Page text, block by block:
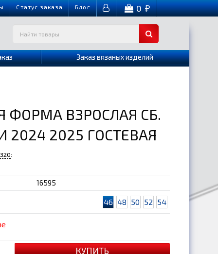
Cтатус заказа Блог 0₽
Заказ вязаных изделий
ФОРМА ВЗРОСЛАЯ СБ.
2024 2025 ГОСТЕВАЯ
:
16595
46 48 50 52 54